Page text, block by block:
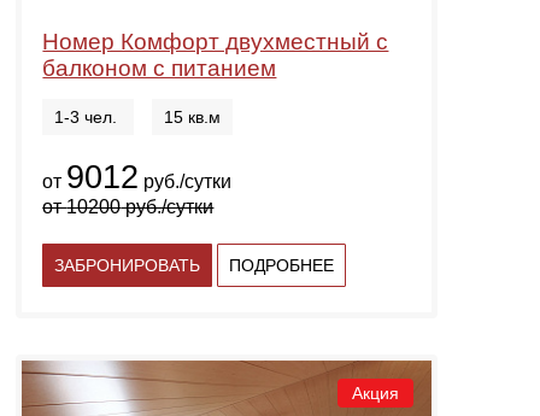
Номер Комфорт двухместный с
балконом с питанием
1-3 чел. 15 кв.м
от 9012 руб./сутки
от10200руб./сутки
ЗАБРОНИРОВАТЬ ПОДРОБНЕЕ
Акция